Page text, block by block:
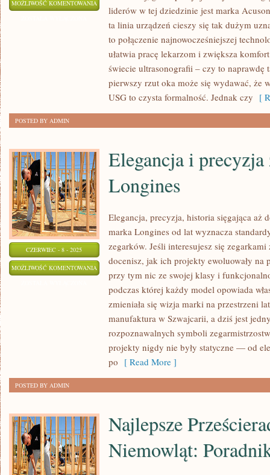
MOŻLIWOŚĆ KOMENTOWANIA
ROZWIĄZANIA
liderów w tej dziedzinie jest marka
ta linia urządzeń cieszy się tak dużym
to połączenie najnowocześniejszej
ułatwia pracę lekarzom i zwiększa
świecie ultrasonografii – czy to naprawdę
pierwszy rzut oka może się wydawać, że
USG to czysta formalność. Jednak czy [
POSTED BY ADMIN
CZERWIEC - 8 - 2025
MOŻLIWOŚĆ KOMENTOWANIA
PRECYZJA
Elegancja i
Longines
Elegancja, precyzja, historia sięgająca aż
marka Longines od lat wyznacza
zegarków. Jeśli interesujesz się
docenisz, jak ich projekty ewoluowały na
przy tym nic ze swojej klasy i
podczas której każdy model opowiada
zmieniała się wizja marki na przestrzeni
manufaktura w Szwajcarii, a dziś jest
rozpoznawalnych symboli
projekty nigdy nie były statyczne — od
po [ Read More ]
POSTED BY ADMIN
Najlepsze
Niemowląt: